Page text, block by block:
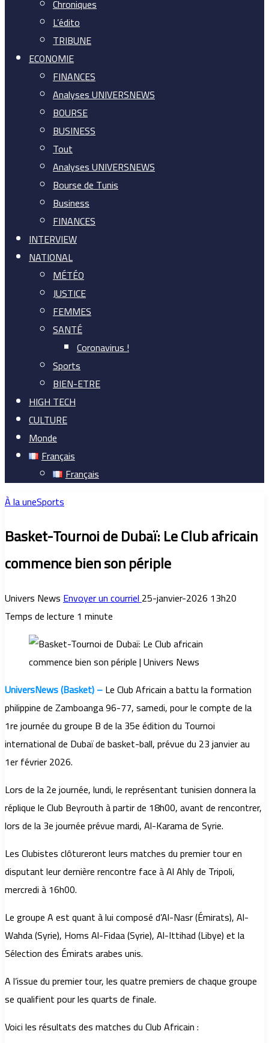
Chroniques
L’édito
TRIBUNE
ECONOMIE
FINANCES
Analyses UNIVERSNEWS
BOURSE
BUSINESS
Tout
Analyses UNIVERSNEWS
Bourse de Tunis
Business
FINANCES
INTERVIEW
NATIONAL
MÉTÉO
JUSTICE
FEMMES
SANTÉ
Coronavirus !
Sports
BIEN-ETRE
HIGH TECH
CULTURE
Monde
Français
Français
À la uneSports
Basket-Tournoi de Dubaï: Le Club africain
commence bien son périple
Univers NewsEnvoyer un courriel25-janvier-2026 13h20
Temps de lecture 1 minute
UniversNews (Basket) –Le Club Africain a battu la formation
philippine de Zamboanga 96-77, samedi, pour le compte de la
1re journée du groupe B de la 35e édition du Tournoi
international de Dubaï de basket-ball, prévue du 23 janvier au
1er février 2026.
Lors de la 2e journée, lundi, le représentant tunisien donnera la
réplique le Club Beyrouth à partir de 18h00, avant de rencontrer,
lors de la 3e journée prévue mardi, Al-Karama de Syrie.
Les Clubistes clôtureront leurs matches du premier tour en
disputant leur dernière rencontre face à Al Ahly de Tripoli,
mercredi à 16h00.
Le groupe A est quant à lui composé d’Al-Nasr (Émirats), Al-
Wahda (Syrie), Homs Al-Fidaa (Syrie), Al-Ittihad (Libye) et la
Sélection des Émirats arabes unis.
A l’issue du premier tour, les quatre premiers de chaque groupe
se qualifient pour les quarts de finale.
Voici les résultats des matches du Club Africain :